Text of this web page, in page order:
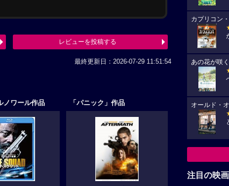
レビューを投稿する
最終更新日：2026-07-29 11:51:54
ノワール作品 「パニック」作品
カプリコン
あの花が咲
オールド・
注目の映